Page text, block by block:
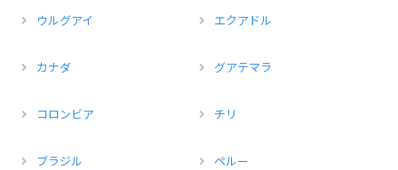
ウルグアイ エクアドル
カナダ グアテマラ
コロンビア チリ
ブラジル ペルー